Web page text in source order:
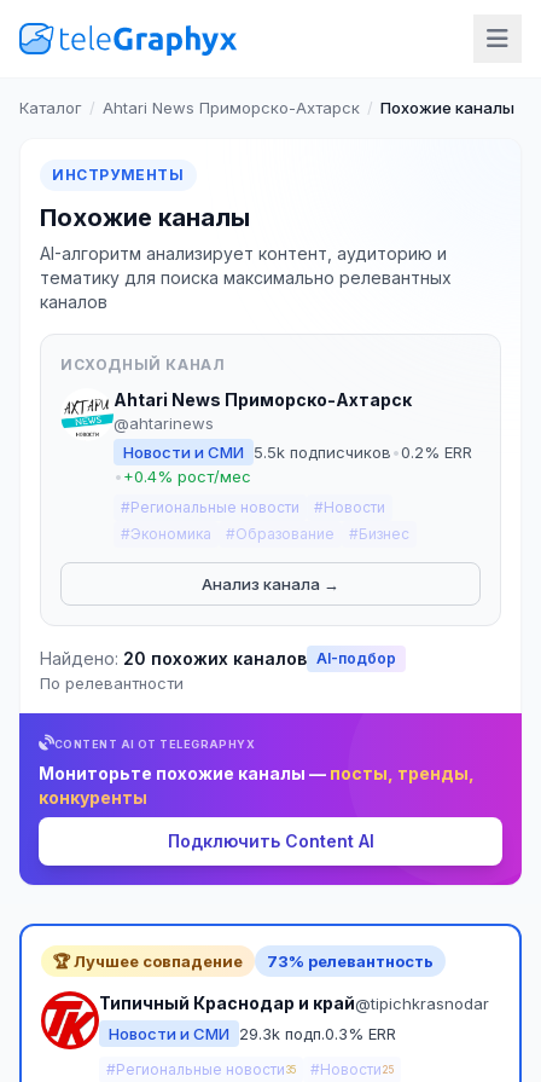
Каталог / Ahtari News Приморско-Ахтарск / Похожие каналы
ИНСТРУМЕНТЫ
Похожие каналы
AI-алгоритм анализирует контент, аудиторию и
тематику для поиска максимально релевантных
каналов
ИСХОДНЫЙ КАНАЛ
Ahtari News Приморско-Ахтарск
@ahtarinews
Новости и СМИ
5.5k подписчиков•0.2% ERR
•+0.4% рост/мес
#Региональные новости
#Новости
#Экономика
#Образование #Бизнес
Анализ канала →
Найдено: 20 похожих каналов AI-подбор
По релевантности
CONTENT AI ОТ TELEGRAPHYX
Мониторьте похожие каналы — посты, тренды,
конкуренты
Подключить Content AI
🏆 Лучшее совпадение 73% релевантность
Типичный Краснодар и край@tipichkrasnodar
Новости и СМИ
29.3k подп.0.3% ERR
#Региональные новости 35 #Новости 25